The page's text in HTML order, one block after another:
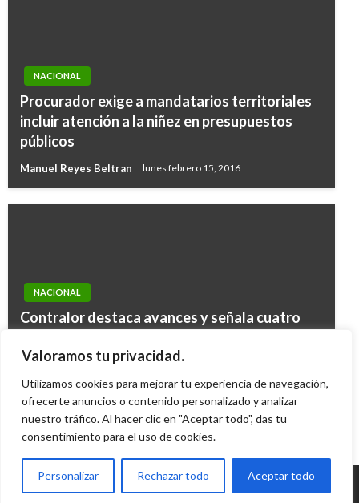
Valoramos tu privacidad.
Utilizamos cookies para mejorar tu experiencia de navegación,
ofrecerte anuncios o contenido personalizado y analizar
nuestro tráfico. Al hacer clic en "Aceptar todo", das tu
consentimiento para el uso de cookies.
Personalizar Rechazar todo Aceptar todo
NACIONAL
Procurador exige a mandatarios territoriales
incluir atención a la niñez en presupuestos
públicos
Manuel Reyes Beltran lunes febrero 15, 2016
NACIONAL
Contralor destaca avances y señala cuatro
regalías
Giovanni Alarcón M. miércoles noviembre 11, 2015
NACIONAL
Iván Briceño viernes octubre 5, 2018